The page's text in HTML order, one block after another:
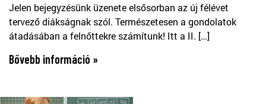
Jelen bejegyzésünk üzenete elsősorban az új félévet
tervező diákságnak szól. Természetesen a gondolatok
átadásában a felnőttekre számítunk! Itt a II. […]
Bővebb információ »